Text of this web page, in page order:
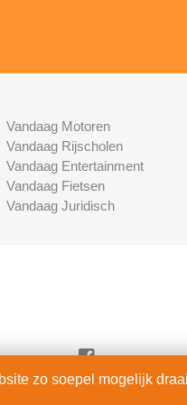
Vandaag Motoren
Vandaag Rijscholen
Vandaag Entertainment
Vandaag Fietsen
Vandaag Juridisch
zo soepel mogelijk